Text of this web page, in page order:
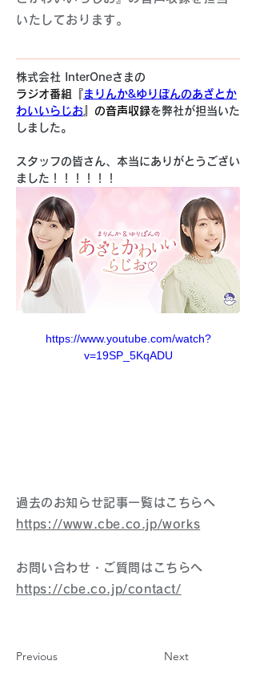
いたしております。
株式会社 InterOneさまの
ラジオ番組『まりんか&ゆりぽんのあざとか
わいいらじお
の音声収録を弊社が担当いた
しました。
スタッフの皆さん、本当にありがとうござい
ました！！！！！！
https://www.youtube.com/watch?
v=19SP_5KqADU
過去のお知らせ記事一覧はこちらへ
https://www.cbe.co.jp/works
お問い合わせ・ご質問はこちらへ
https://cbe.co.jp/contact/
Previous Next